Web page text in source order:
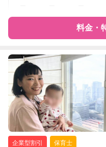
障がい児対応 対
レッスン な
定期予約
お子様の撮影
（定期特典）
対
料金・
特徴 料金 レビュー
サポートの特徴
資格
自
保
幼
企業型割引
保育士